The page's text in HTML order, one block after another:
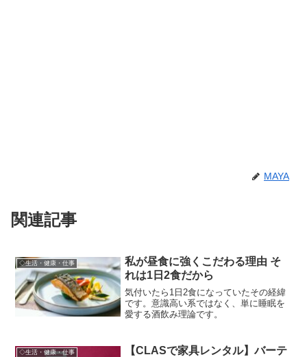
MAYA
関連記事
◇生活・健康・仕事
私が昼食に強くこだわる理由 そ
れは1日2食だから
気付いたら1日2食になっていたその経緯
です。意識高い系ではなく、単に睡眠を
愛する酒飲み理論です。
◇生活・健康・仕事
【CLASで家具レンタル】バーテ